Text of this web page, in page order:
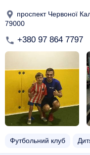
проспект Червоної
79000
+380 97 864 7797
Футбольний клуб